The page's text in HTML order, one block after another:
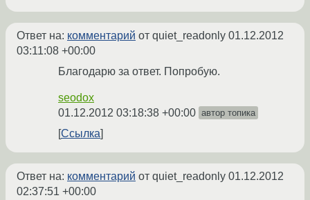
Ответ на: комментарий от quiet_readonly 01.12.2012
03:11:08 +00:00
Благодарю за ответ. Попробую.
seodox
01.12.2012 03:18:38 +00:00 автор топика
Ссылка
Ответ на: комментарий от quiet_readonly 01.12.2012
02:37:51 +00:00